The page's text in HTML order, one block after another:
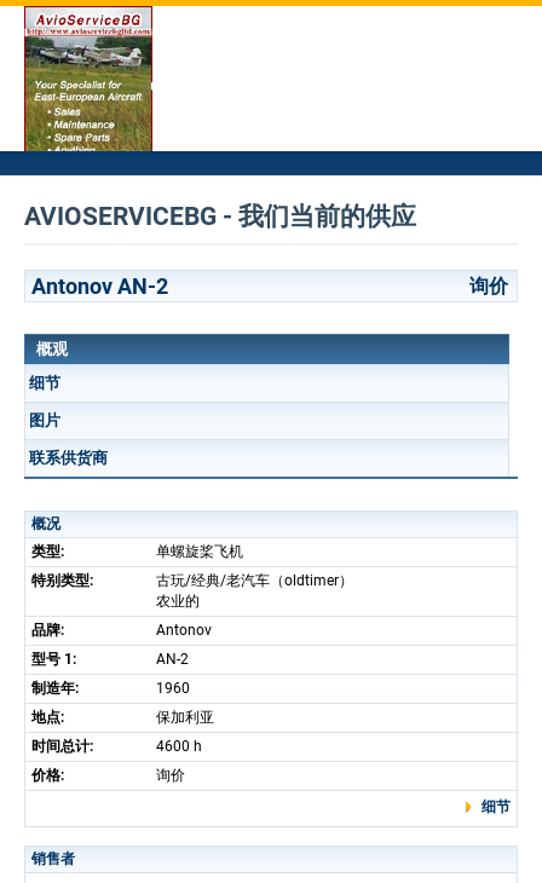
AVIOSERVICEBG - 我们当前的供应
Antonov AN-2 询价
概观
细节
图片
联系供货商
概况
类型:
单螺旋桨飞机
特别类型:
古玩/经典/老汽车（oldtimer）
农业的
品牌:
Antonov
型号 1:
AN-2
制造年:
1960
地点:
保加利亚
时间总计:
4600 h
价格:
询价
细节
销售者